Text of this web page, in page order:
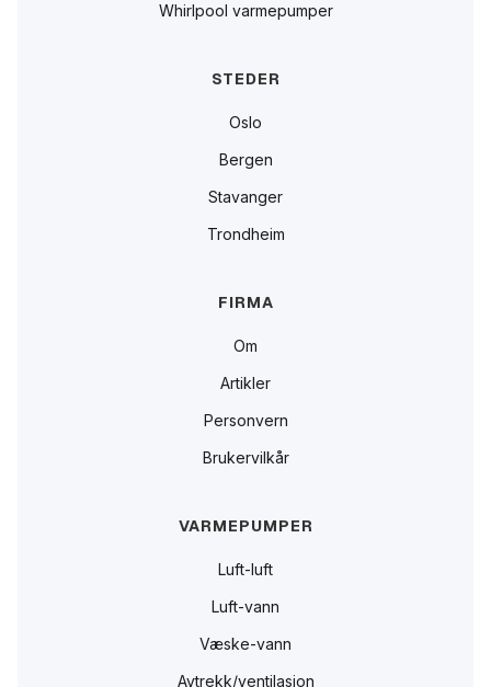
Whirlpool varmepumper
STEDER
Oslo
Bergen
Stavanger
Trondheim
FIRMA
Om
Artikler
Personvern
Brukervilkår
VARMEPUMPER
Luft-luft
Luft-vann
Væske-vann
Avtrekk/ventilasjon